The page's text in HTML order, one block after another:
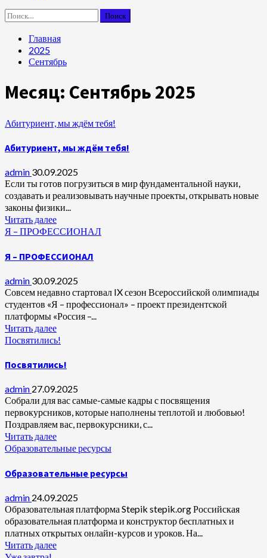
Найти:
Главная
2025
Сентябрь
Месяц: Сентябрь 2025
Абитуриент, мы ждём тебя!
Абитуриент, мы ждём тебя!
admin 30.09.2025
Если ты готов погрузиться в мир фундаментальной науки,
создавать и реализовывать научные проекты, открывать новые
законы физики...
Читать далее
Я – ПРОФЕССИОНАЛ
Я – ПРОФЕССИОНАЛ
admin 30.09.2025
Совсем недавно стартовал IX сезон Всероссийской олимпиады
студентов «Я – профессионал» – проект президентской
платформы «Россия –...
Читать далее
Посвятились!
Посвятились!
admin 27.09.2025
Собрали для вас самые-самые кадры с посвящения
первокурсников, которые наполнены теплотой и любовью!
Поздравляем вас, первокурсники, с...
Читать далее
Образовательные ресурсы
Образовательные ресурсы
admin 24.09.2025
Образовательная платформа Stepik stepik.org Российская
образовательная платформа и конструктор бесплатных и
платных открытых онлайн-курсов и уроков. На...
Читать далее